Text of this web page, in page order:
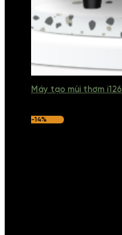
Máy tạo mùi thơm i126
-14%